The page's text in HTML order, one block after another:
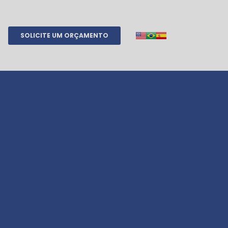
SOLICITE UM ORÇAMENTO